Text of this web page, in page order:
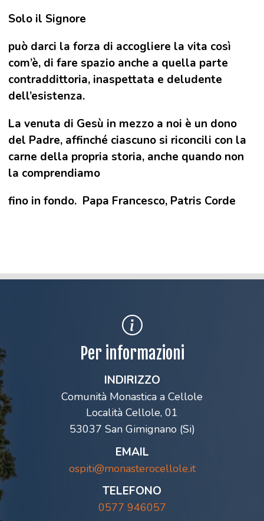
Solo il Signore
può darci la forza di accogliere la vita così
com’è, di fare spazio anche a quella parte
contraddittoria, inaspettata e deludente
dell’esistenza.
La venuta di Gesù in mezzo a noi è un dono
del Padre, affinché ciascuno si riconcili con la
carne della propria storia, anche quando non
la comprendiamo
fino in fondo. Papa Francesco, Patris Corde
Per informazioni
INDIRIZZO
Comunità Monastica a Cellole
Località Cellole, 01
53037 San Gimignano (Si)
EMAIL
ospiti@monasterocellole.it
TELEFONO
0577 946057